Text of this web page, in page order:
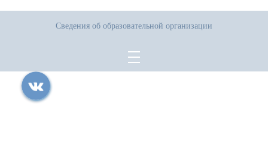
Сведения об образовательной организации